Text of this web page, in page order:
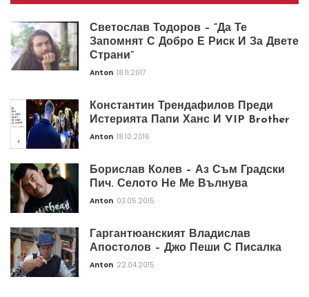
Светослав Тодоров – “Да Те
Запомнят С Добро Е Риск И За Двете
Страни”
Anton 18.11.2017
Константин Трендафилов Преди
Истерията Папи Ханс И VIP Brother
Anton 18.10.2016
Борислав Колев – Аз Съм Градски
Пич. Селото Не Ме Вълнува
Anton 03.05.2015
Гаргантюанският Владислав
Апостолов – Джо Пеши С Писалка
Anton 22.04.2015